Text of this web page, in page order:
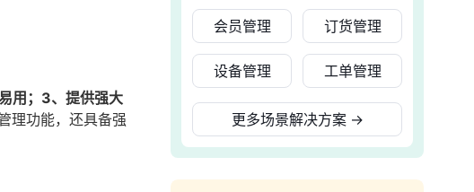
用；3、提供强大
理功能，还具备强
会员管理 订货管理
设备管理 工单管理
更多场景解决方案 →